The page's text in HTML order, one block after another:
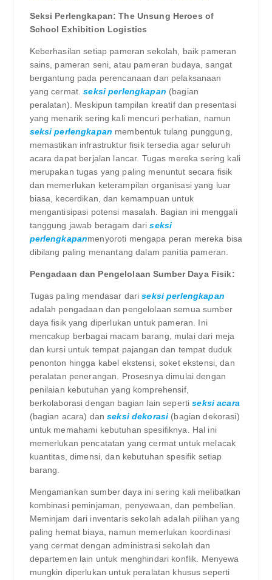
Seksi Perlengkapan: The Unsung Heroes of
School Exhibition Logistics
Keberhasilan setiap pameran sekolah, baik pameran
sains, pameran seni, atau pameran budaya, sangat
bergantung pada perencanaan dan pelaksanaan
yang cermat.seksi perlengkapan (bagian
peralatan). Meskipun tampilan kreatif dan presentasi
yang menarik sering kali mencuri perhatian, namun
seksi perlengkapan membentuk tulang punggung,
memastikan infrastruktur fisik tersedia agar seluruh
acara dapat berjalan lancar. Tugas mereka sering kali
merupakan tugas yang paling menuntut secara fisik
dan memerlukan keterampilan organisasi yang luar
biasa, kecerdikan, dan kemampuan untuk
mengantisipasi potensi masalah. Bagian ini menggali
tanggung jawab beragam dariseksi
perlengkapanmenyoroti mengapa peran mereka bisa
dibilang paling menantang dalam panitia pameran.
Pengadaan dan Pengelolaan Sumber Daya Fisik:
Tugas paling mendasar dariseksi perlengkapan
adalah pengadaan dan pengelolaan semua sumber
daya fisik yang diperlukan untuk pameran. Ini
mencakup berbagai macam barang, mulai dari meja
dan kursi untuk tempat pajangan dan tempat duduk
penonton hingga kabel ekstensi, soket ekstensi, dan
peralatan penerangan. Prosesnya dimulai dengan
penilaian kebutuhan yang komprehensif,
berkolaborasi dengan bagian lain sepertiseksi acara
(bagian acara) danseksi dekorasi (bagian dekorasi)
untuk memahami kebutuhan spesifiknya. Hal ini
memerlukan pencatatan yang cermat untuk melacak
kuantitas, dimensi, dan kebutuhan spesifik setiap
barang.
Mengamankan sumber daya ini sering kali melibatkan
kombinasi peminjaman, penyewaan, dan pembelian.
Meminjam dari inventaris sekolah adalah pilihan yang
paling hemat biaya, namun memerlukan koordinasi
yang cermat dengan administrasi sekolah dan
departemen lain untuk menghindari konflik. Menyewa
mungkin diperlukan untuk peralatan khusus seperti